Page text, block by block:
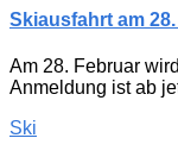
Skiausfahrt am
Am 28. Februar
Anmeldung ist ab
Ski